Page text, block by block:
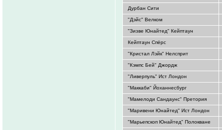
Дурбан Сити
"Дэйс" Велком
"Зизве Юнайтед" Кейптаун
Кейптаун Спёрс
"Кристал Лэйк" Нелсприт
"Кэмпс Бей" Джордж
"Ливерпуль" Ист Лондон
"Маккаби" Йоханнесбург
"Мамелоди Сандаунс" Претория
"Маривени Юнайтед" Ист Лондон
"Марьепскоп Юнайтед" Полокване